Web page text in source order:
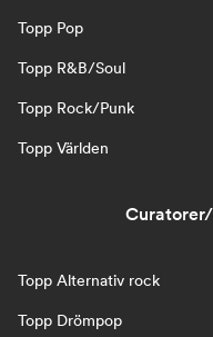
Topp Pop
Topp R&B/Soul
Topp Rock/Punk
Topp Världen
Topp Alternativ rock
Topp Drömpop